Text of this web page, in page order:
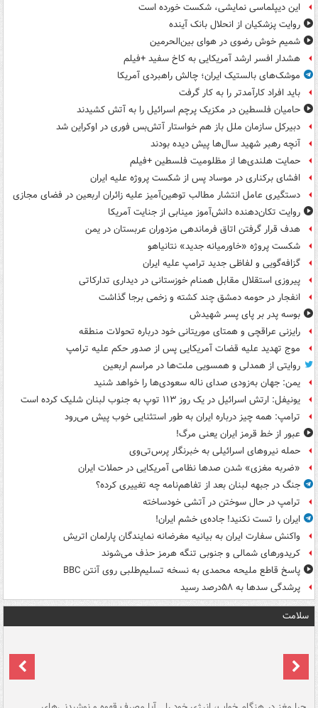
این دیپلماسی نمایشی، شکست خورده است
روایت پزشکیان از انحلال بانک آینده
شمیم خوش رضوی در هوای بین‌الحرمین
هشدار افسر ارشد آمریکایی به کاخ سفید +فیلم
موشک‌های بالستیک ایران؛ چالش راهبردی آمریکا
باید افراد کارآمدتر را به کار گرفت
حامیان فلسطین در مکزیک پرچم اسرائیل را به آتش کشیدند
دبیرکل سازمان ملل باز هم خواستار آتش‌بس فوری در اوکراین شد
آنچه رهبر شهید سال‌ها پیش دیده بودند
حمایت هلندی‌ها از مظلومیت فلسطین +فیلم
افشای برکناری در موساد پس از شکست پروژه علیه ایران
دستگیری عامل انتشار مطالب توهین‌آمیز علیه زائران اربعین در فضای مجازی
روایت تکان‌دهنده دانش‌آموز مینابی از جنایت آمریکا
هدف قرار گرفتن اتاق‌ فرماندهی مزدوران عربستان در یمن
شکست پروژه «خاورمیانه جدید» نتانیاهو
گزافه‌گویی و لفاظی جدید ترامپ علیه ایران
پیروزی استقلال مقابل همنام خوزستانی در دیداری تدارکاتی
انفجار در حومه دمشق چند کشته و زخمی برجا گذاشت
بوسه‌ پدر بر پای پسر شهیدش
رایزنی عراقچی و همتای موریتانی خود درباره تحولات منطقه
موج تهدید علیه قضات آمریکایی پس از صدور حکم علیه ترامپ
روایتی از همدلی و همسویی ملت‌ها در مراسم اربعین
یمن: جهان به‌زودی صدای ناله سعودی‌ها را خواهد شنید
یونیفل: ارتش اسرائیل در یک روز ۱۱۳ توپ به جنوب لبنان شلیک کرده است
ترامپ: همه چیز درباره ایران به طور استثنایی خوب پیش می‌رود
عبور از خط قرمز ایران یعنی مرگ!
حمله نیروهای اسرائیلی به خبرنگار پرس‌تی‌وی
«ضربه مغزی» شدن صدها نظامی آمریکایی در حملات ایران
جنگ در جبهه لبنان بعد از تفاهم‌نامه چه تغییری کرده؟
ترامپ در حال سوختن در آتشی خودساخته
ایران را تست نکنید! جاده‌ی خشم ایران!
واکنش سفارت ایران به بیانیه مغرضانه نمایندگان پارلمان اتریش
کریدورهای شمالی و جنوبی تنگه هرمز حذف می‌شوند
پاسخ قاطع ملیحه محمدی به نسخه تسلیم‌طلبی روی آنتن BBC
پرشدگی سدها به ۵۸درصد رسید
سلامت